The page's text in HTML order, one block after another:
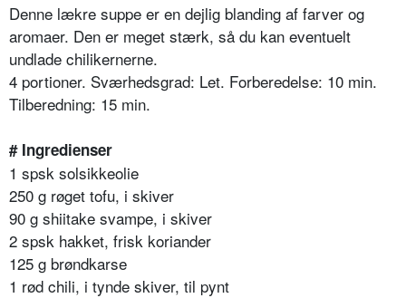
Denne lækre suppe er en dejlig blanding af farver og
aromaer. Den er meget stærk, så du kan eventuelt
undlade chilikernerne.
4 portioner. Sværhedsgrad: Let. Forberedelse: 10 min.
Tilberedning: 15 min.
# Ingredienser
1 spsk solsikkeolie
250 g røget tofu, i skiver
90 g shiitake svampe, i skiver
2 spsk hakket, frisk koriander
125 g brøndkarse
1 rød chili, i tynde skiver, til pynt